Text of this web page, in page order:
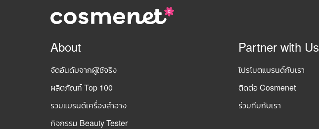
About
จัดอันดับจากผู้ใช้จริง
ผลิตภัณฑ์ Top 100
รวมแบรนด์เครื่องสำอาง
กิจกรรม Beauty Tester
Partner with Us
โปรโมตแบรนด์กับเรา
ติดต่อ Cosmenet
ร่วมทีมกับเรา